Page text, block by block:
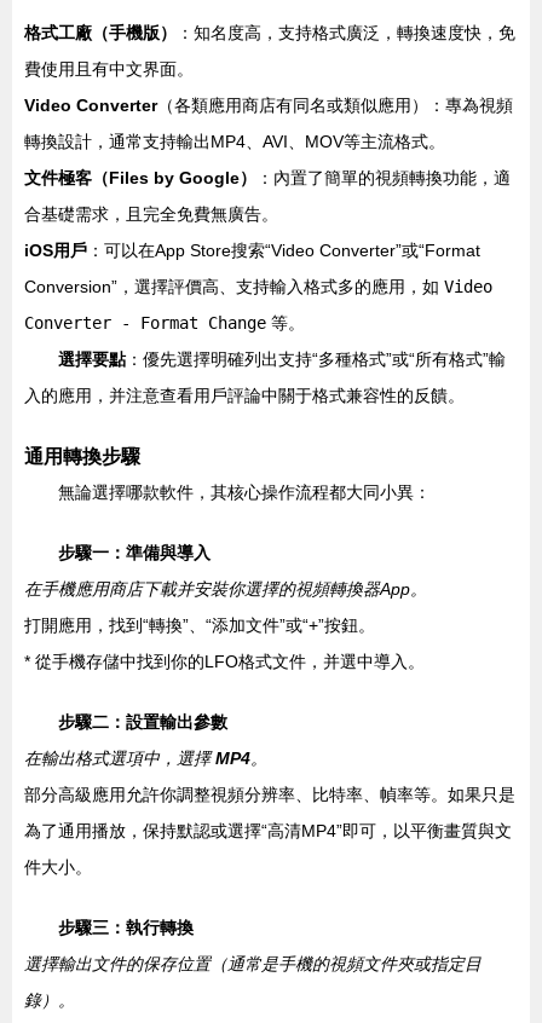
格式工廠（手機版）
：知名度高，支持格式廣泛，轉換速度快，免
費使用且有中文界面。
Video Converter（各類應用商店有同名或類似應用）：專為視頻
轉換設計，通常支持輸出MP4、AVI、MOV等主流格式。
文件極客（Files by Google）
：內置了簡單的視頻轉換功能，適
合基礎需求，且完全免費無廣告。
iOS用戶 ：可以在App Store搜索“Video Converter”或“Format
Conversion”，選擇評價高、支持輸入格式多的應用，如 Video
Converter - Format Change 等。
選擇要點：優先選擇明確列出支持“多種格式”或“所有格式”輸
入的應用，并注意查看用戶評論中關于格式兼容性的反饋。
通用轉換步驟
無論選擇哪款軟件，其核心操作流程都大同小異：
步驟一：準備與導入
在手機應用商店下載并安裝你選擇的視頻轉換器App。
打開應用，找到“轉換”、“添加文件”或“+”按鈕。
* 從手機存儲中找到你的LFO格式文件，并選中導入。
步驟二：設置輸出參數
在輸出格式選項中，選擇MP4。
部分高級應用允許你調整視頻分辨率、比特率、幀率等。如果只是
為了通用播放，保持默認或選擇“高清MP4”即可，以平衡畫質與文
件大小。
步驟三：執行轉換
選擇輸出文件的保存位置（通常是手機的視頻文件夾或指定目
錄）。